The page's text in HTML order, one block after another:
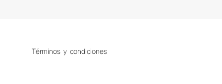
Términos y condiciones